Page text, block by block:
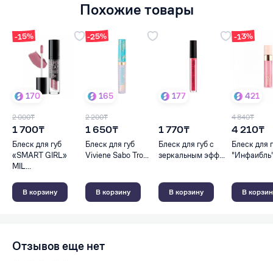
Похожие товары
-15%
170
2 000₸
1 700₸
Блеск для губ
«SMART GIRL»
MIL...
В корзину
-25%
165
2 200₸
1 650₸
Блеск для губ
Viviene Sabo Tro...
В корзину
177
1 770₸
Блеск для губ с
зеркальным эфф...
В корзину
-13%
421
4 840₸
4 210₸
Блеск для
В
Отзывов еще нет